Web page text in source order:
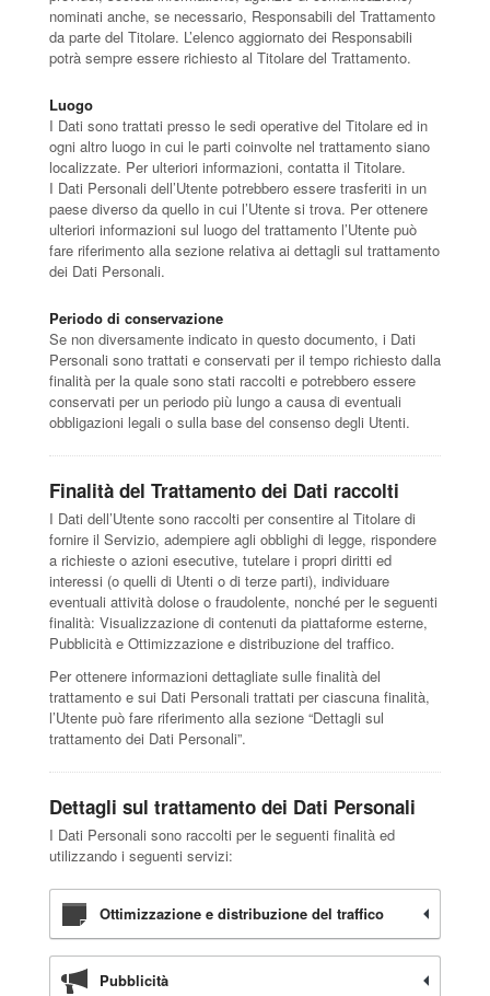
nominati anche, se necessario, Responsabili del Trattamento
da parte del Titolare. L’elenco aggiornato dei Responsabili
potrà sempre essere richiesto al Titolare del Trattamento.
Luogo
I Dati sono trattati presso le sedi operative del Titolare ed in
ogni altro luogo in cui le parti coinvolte nel trattamento siano
localizzate. Per ulteriori informazioni, contatta il Titolare.
I Dati Personali dell’Utente potrebbero essere trasferiti in un
paese diverso da quello in cui l’Utente si trova. Per ottenere
ulteriori informazioni sul luogo del trattamento l’Utente può
fare riferimento alla sezione relativa ai dettagli sul trattamento
dei Dati Personali.
Periodo di conservazione
Se non diversamente indicato in questo documento, i Dati
Personali sono trattati e conservati per il tempo richiesto dalla
finalità per la quale sono stati raccolti e potrebbero essere
conservati per un periodo più lungo a causa di eventuali
obbligazioni legali o sulla base del consenso degli Utenti.
Finalità del Trattamento dei Dati raccolti
I Dati dell’Utente sono raccolti per consentire al Titolare di
fornire il Servizio, adempiere agli obblighi di legge, rispondere
a richieste o azioni esecutive, tutelare i propri diritti ed
interessi (o quelli di Utenti o di terze parti), individuare
eventuali attività dolose o fraudolente, nonché per le seguenti
finalità: Visualizzazione di contenuti da piattaforme esterne,
Pubblicità e Ottimizzazione e distribuzione del traffico.
Per ottenere informazioni dettagliate sulle finalità del
trattamento e sui Dati Personali trattati per ciascuna finalità,
l’Utente può fare riferimento alla sezione “Dettagli sul
trattamento dei Dati Personali”.
Dettagli sul trattamento dei Dati Personali
I Dati Personali sono raccolti per le seguenti finalità ed
utilizzando i seguenti servizi:
Ottimizzazione e distribuzione del traffico
Pubblicità